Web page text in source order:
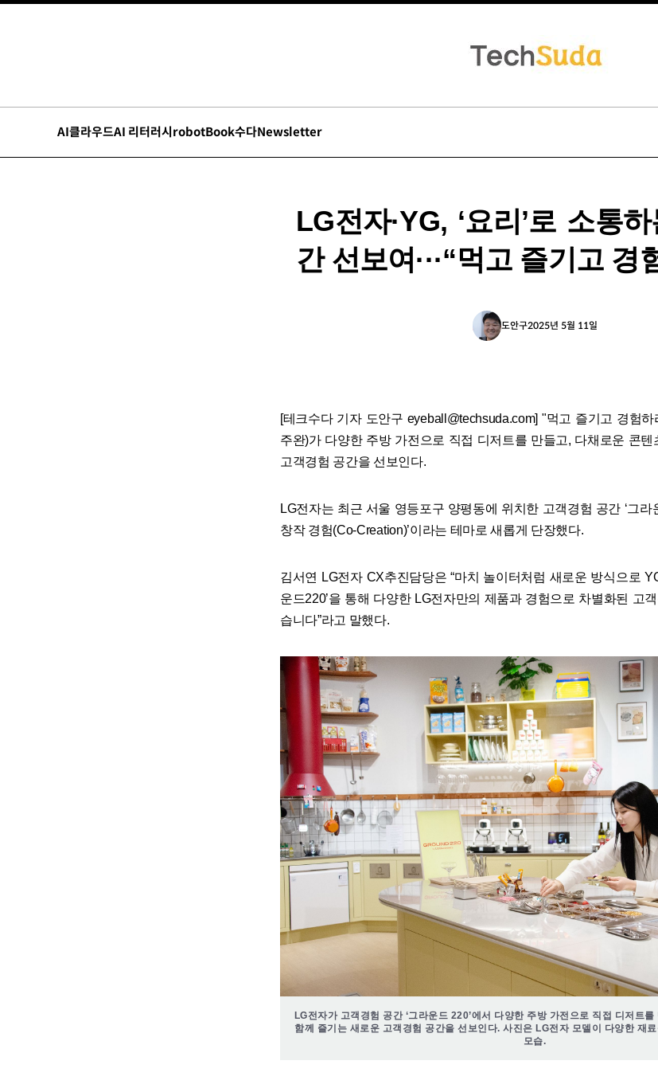
AI클라우드AI 리터러시robotBook수다Newsletter
LG전자·YG, ‘요리’로 소통
간 선보여···“먹고 즐기고 경
도안구2025년 5월 11일
[테크수다 기자 도안구 eyeball@techsuda.com] "먹고 즐기고 경험
주완)가 다양한 주방 가전으로 직접 디저트를 만들고, 다채로운 콘
고객경험 공간을 선보인다.
LG전자는 최근 서울 영등포구 양평동에 위치한 고객경험 공간 ‘그라
창작 경험(Co-Creation)’이라는 테마로 새롭게 단장했다.
김서연 LG전자 CX추진담당은 “마치 놀이터처럼 새로운 방식으로
운드220’을 통해 다양한 LG전자만의 제품과 경험으로 차별화된 고
습니다”라고 말했다.
LG전자가 고객경험 공간 ‘그라운드 220’에서 다양한 주방 가전으로 직접 디저트
함께 즐기는 새로운 고객경험 공간을 선보인다. 사진은 LG전자 모델이 다양한 재
모습.